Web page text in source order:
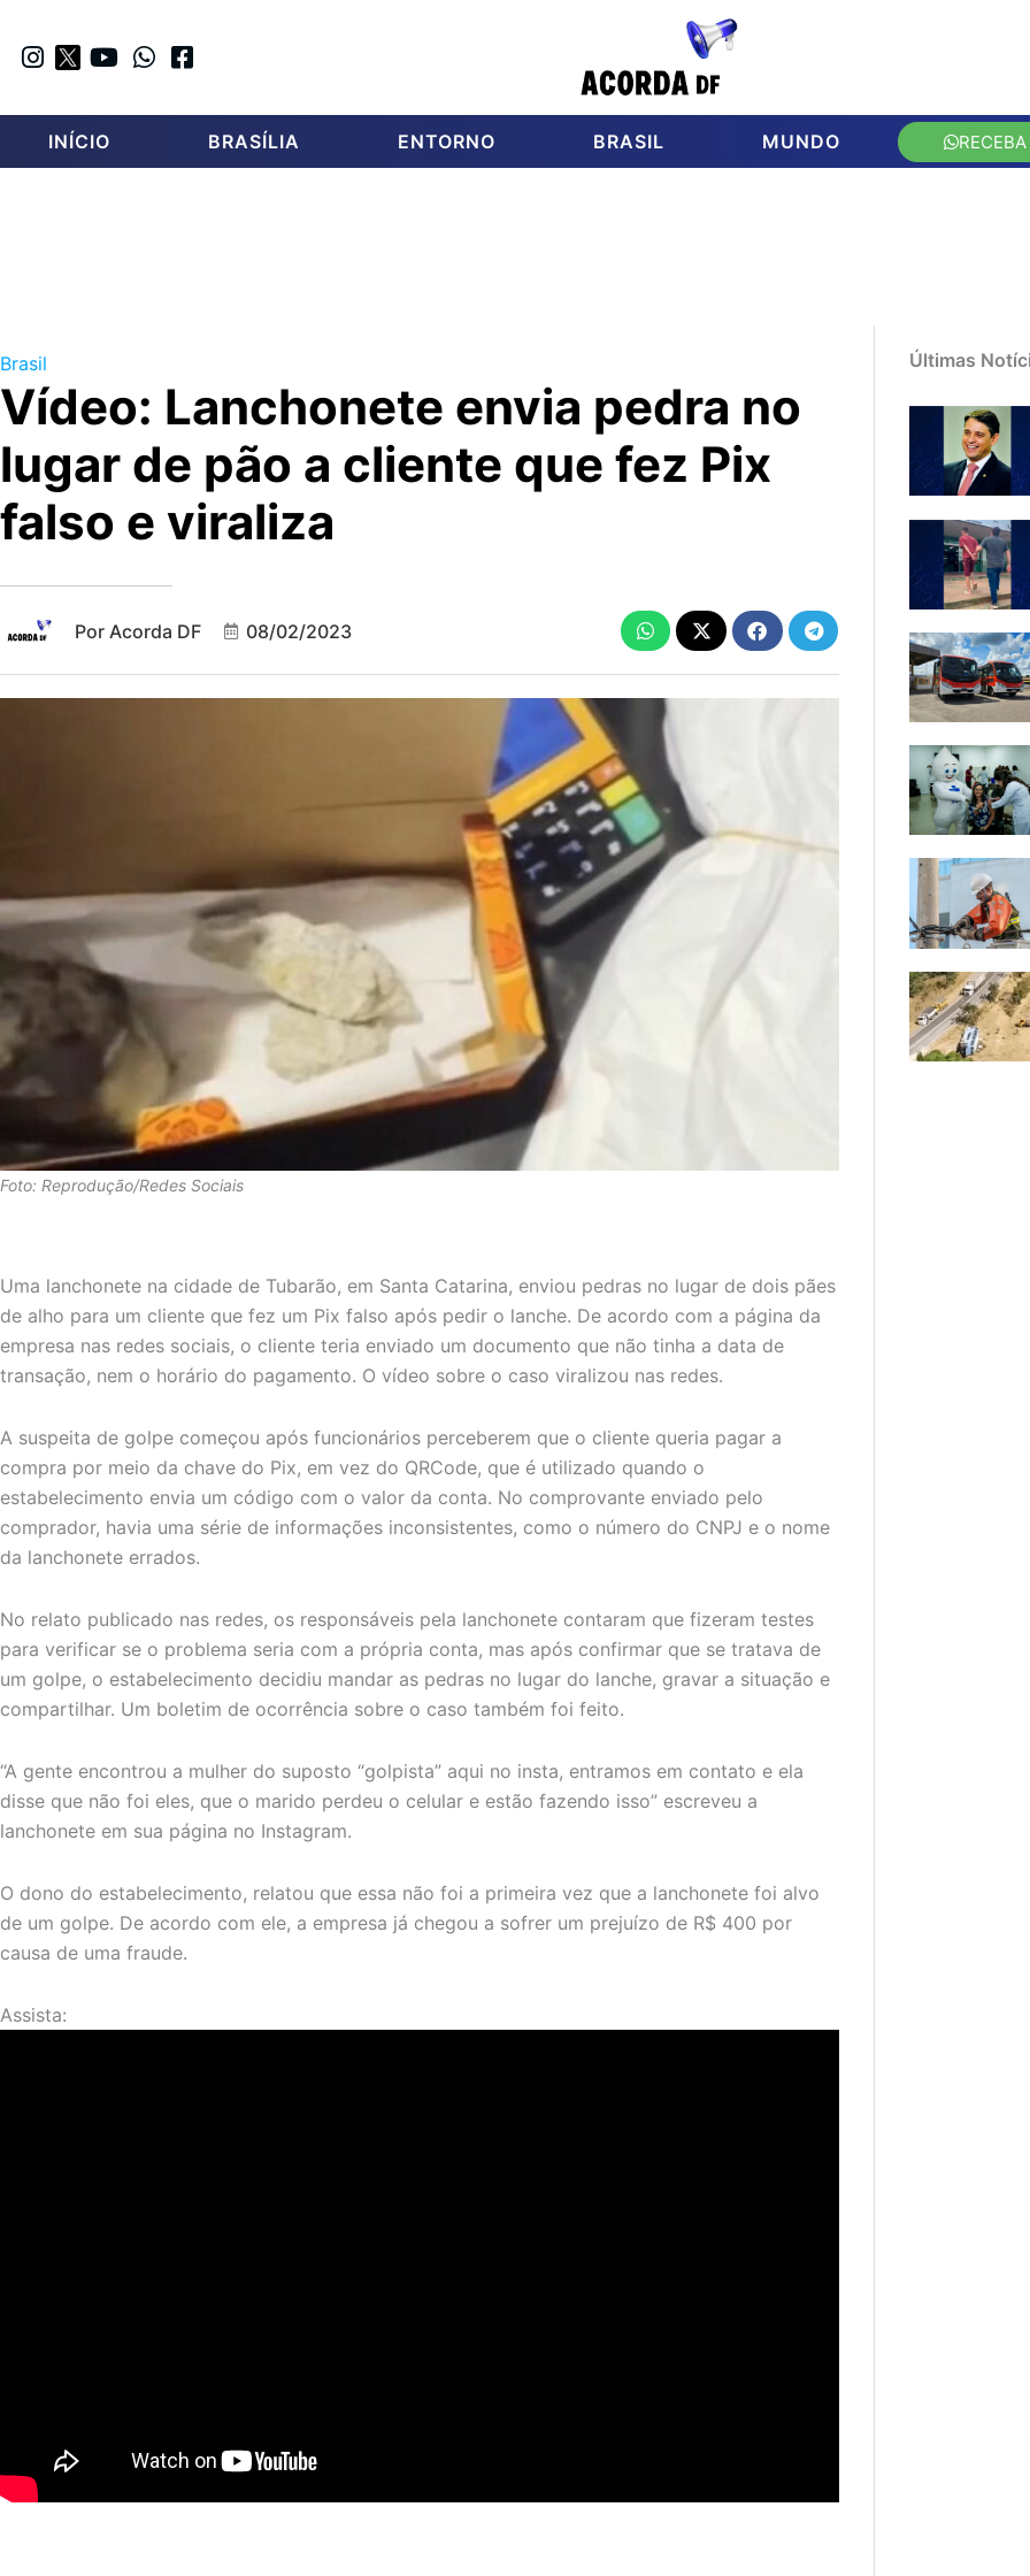
INÍCIO BRASÍLIA ENTORNO BRASIL MUNDO
Brasil
Vídeo: Lanchonete envia pedra no
lugar de pão a cliente que fez Pix
falso e viraliza
Por Acorda DF 08/02/2023
Foto: Reprodução/Redes Sociais
Uma lanchonete na cidade de Tubarão, em Santa Catarina, enviou pedras no lugar de dois pães
de alho para um cliente que fez um Pix falso após pedir o lanche. De acordo com a página da
empresa nas redes sociais, o cliente teria enviado um documento que não tinha a data de
transação, nem o horário do pagamento. O vídeo sobre o caso viralizou nas redes.
A suspeita de golpe começou após funcionários perceberem que o cliente queria pagar a
compra por meio da chave do Pix, em vez do QRCode, que é utilizado quando o
estabelecimento envia um código com o valor da conta. No comprovante enviado pelo
comprador, havia uma série de informações inconsistentes, como o número do CNPJ e o nome
da lanchonete errados.
No relato publicado nas redes, os responsáveis pela lanchonete contaram que fizeram testes
para verificar se o problema seria com a própria conta, mas após confirmar que se tratava de
um golpe, o estabelecimento decidiu mandar as pedras no lugar do lanche, gravar a situação e
compartilhar. Um boletim de ocorrência sobre o caso também foi feito.
“A gente encontrou a mulher do suposto “golpista” aqui no insta, entramos em contato e ela
disse que não foi eles, que o marido perdeu o celular e estão fazendo isso” escreveu a
lanchonete em sua página no Instagram.
O dono do estabelecimento, relatou que essa não foi a primeira vez que a lanchonete foi alvo
de um golpe. De acordo com ele, a empresa já chegou a sofrer um prejuízo de R$ 400 por
causa de uma fraude.
Assista:
Últimas